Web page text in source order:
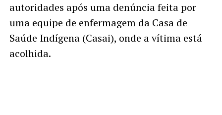
autoridades após uma denúncia feita por
uma equipe de enfermagem da Casa de
Saúde Indígena (Casai), onde a vítima está
acolhida.